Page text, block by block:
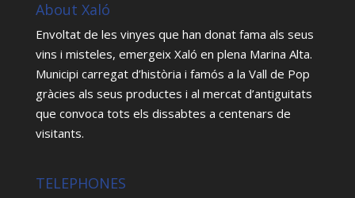
About Xaló
Envoltat de les vinyes que han donat fama als seus
vins i misteles, emergeix Xaló en plena Marina Alta.
Municipi carregat d’història i famós a la Vall de Pop
gràcies als seus productes i al mercat d’antiguitats
que convoca tots els dissabtes a centenars de
visitants.
TELEPHONES